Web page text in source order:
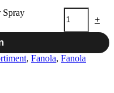
Spray
+
, Fanola, Fanola